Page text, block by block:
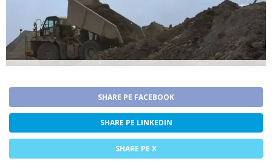
SHARE PE FACEBOOK
SHARE PE LINKEDIN
SHARE PE X